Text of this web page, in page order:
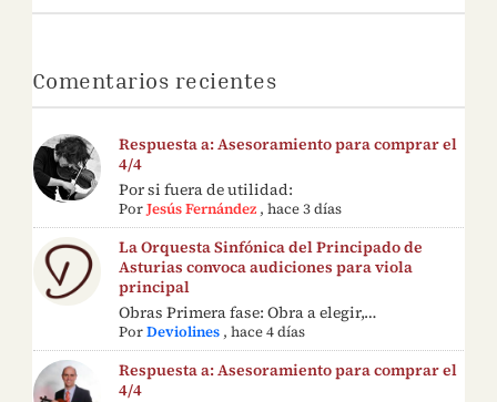
Comentarios recientes
Respuesta a: Asesoramiento para comprar el
4/4
Por si fuera de utilidad:
PorJesús Fernández ,hace 3 días
La Orquesta Sinfónica del Principado de
Asturias convoca audiciones para viola
principal
Obras Primera fase: Obra a elegir,…
PorDeviolines ,hace 4 días
Respuesta a: Asesoramiento para comprar el
4/4